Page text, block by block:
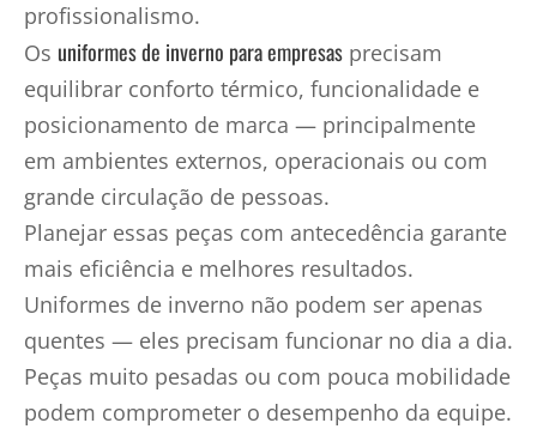
profissionalismo.
Os uniformes de inverno para empresas precisam
equilibrar conforto térmico, funcionalidade e
posicionamento de marca — principalmente
em ambientes externos, operacionais ou com
grande circulação de pessoas.
Planejar essas peças com antecedência garante
mais eficiência e melhores resultados.
Uniformes de inverno não podem ser apenas
quentes — eles precisam funcionar no dia a dia.
Peças muito pesadas ou com pouca mobilidade
podem comprometer o desempenho da equipe.